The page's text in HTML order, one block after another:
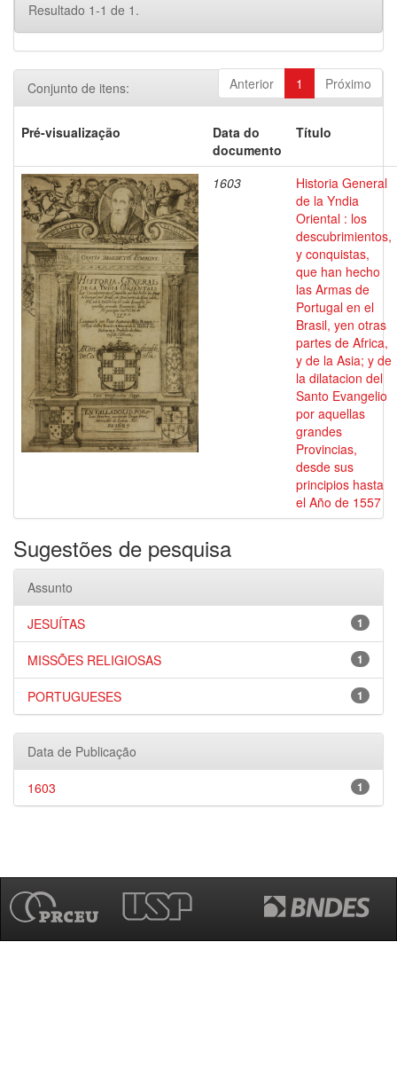
Resultado 1-1 de 1.
Anterior 1 Próximo
Conjunto de itens:
Pré-visualização
Data do
documento
Título
1603
Historia General
de la Yndia
Oriental : los
descubrimientos,
y conquistas,
que han hecho
las Armas de
Portugal en el
Brasil, yen otras
partes de Africa,
y de la Asia; y de
la dilatacion del
Santo Evangelio
por aquellas
grandes
Provincias,
desde sus
principios hasta
el Año de 1557
Sugestões de pesquisa
Assunto
1
JESUÍTAS
1
MISSÕES RELIGIOSAS
1
PORTUGUESES
Data de Publicação
1
1603